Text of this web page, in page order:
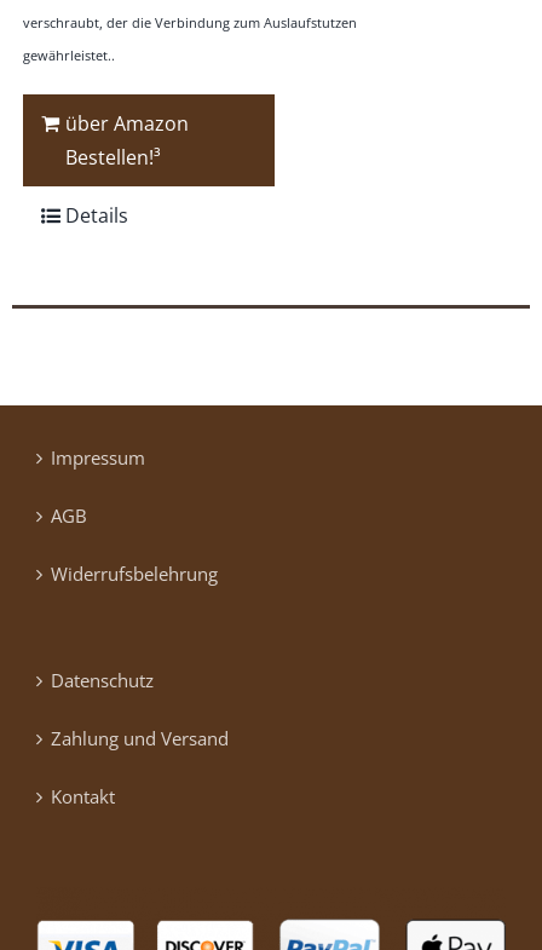
verschraubt, der die Verbindung zum Auslaufstutzen
gewährleistet..
über Amazon
Bestellen!³
Details
Impressum
AGB
Widerrufsbelehrung
Datenschutz
Zahlung und Versand
Kontakt